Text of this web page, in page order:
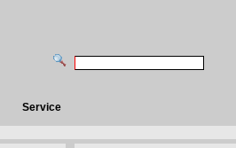
Service